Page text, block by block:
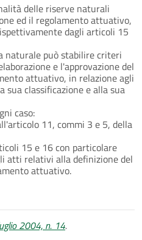
delle riserve naturali
ed il regolamento attuativo,
dagli articoli 15
naturale può stabilire criteri
e l'approvazione del
attuativo, in relazione agli
sua classificazione e alla sua
caso:
11, commi 3 e 5, della
15 e 16 con particolare
atti relativi alla definizione del
attuativo.
2004, n. 14.